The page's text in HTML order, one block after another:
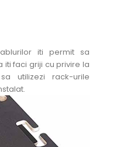
iti permit sa
faci griji cu privire la
utilizezi rack-urile